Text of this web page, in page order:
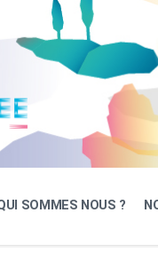
SOMMES NOUS ?